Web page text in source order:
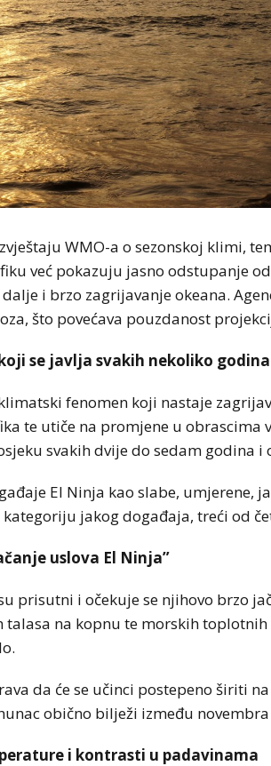
WMO-a o sezonskoj klimi,
već pokazuju jasno odstupanje
i brzo zagrijavanje okeana.
što povećava pouzdanost
se javlja svakih nekoliko godina
fenomen koji nastaje
te utiče na promjene u
svakih dvije do sedam godina
El Ninja kao slabe, umjerene,
jakog događaja, treći od
uslova El Ninja”
prisutni i očekuje se njihovo brzo
na kopnu te morskih toplotnih
da će se učinci postepeno širiti
obično bilježi između
i kontrasti u padavinama